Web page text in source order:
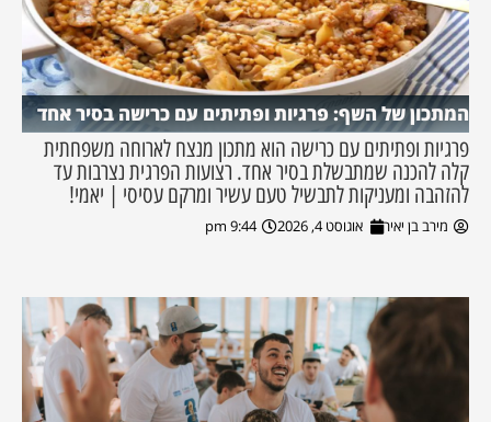
המתכון של השף: פרגיות ופתיתים עם כרישה בסיר אחד
פרגיות ופתיתים עם כרישה הוא מתכון מנצח לארוחה משפחתית
קלה להכנה שמתבשלת בסיר אחד. רצועות הפרגית נצרבות עד
להזהבה ומעניקות לתבשיל טעם עשיר ומרקם עסיסי | יאמי!
מירב בן יאיר אוגוסט 4, 2026 9:44 pm